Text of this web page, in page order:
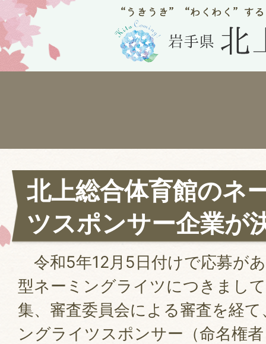
北上総合体育館のネ
ツスポンサー企業が
令和5年12月5日付けで応募が
型ネーミングライツにつきまし
集、審査委員会による審査を経
ングライツスポンサー（命名権